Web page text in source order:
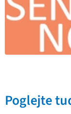
Poglejte